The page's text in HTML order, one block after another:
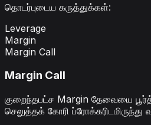
தொடர்புடைய கருத்துக்கள்:
Leverage
Margin
Margin Call
Margin Call
குறைந்தபட்ச Margin தேவையை
செலுத்தக் கோரி ப்ரோக்கரிடமிருந்து